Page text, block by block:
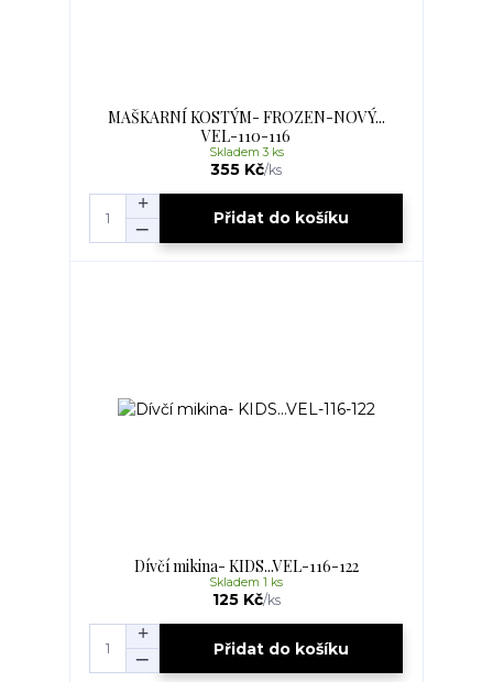
MAŠKARNÍ KOSTÝM- FROZEN-NOVÝ...
VEL-110-116
355 Kč/ks
Skladem 3 ks
Přidat do košíku
Dívčí mikina- KIDS...VEL-116-122
125 Kč/ks
Skladem 1 ks
Přidat do košíku